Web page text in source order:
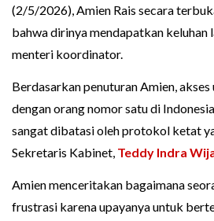
(2/5/2026), Amien Rais secara
bahwa dirinya mendapatkan keluhan
menteri koordinator.
Berdasarkan penuturan Amien,
dengan orang nomor satu di
sangat dibatasi oleh protokol ketat
Sekretaris Kabinet, Teddy Indra
Amien menceritakan bagaimana
frustrasi karena upayanya untuk